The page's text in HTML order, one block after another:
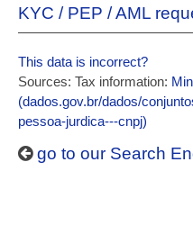
KYC / PEP / AML
This data is incorrect?
Sources: Tax information:
(dados.gov.br/dados/
pessoa-jurdica---cnpj)
go to our Search